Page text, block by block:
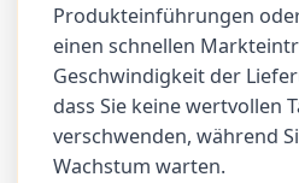
Produkteinführungen
einen schnellen
Geschwindigkeit der
dass Sie keine wertvollen
verschwenden, während
Wachstum warten.